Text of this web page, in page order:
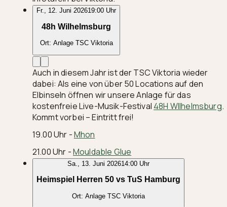
Fr., 12. Juni 202619:00 Uhr
48h Wilhelmsburg
Ort: Anlage TSC Viktoria
Auch in diesem Jahr ist der TSC Viktoria wieder
dabei: Als eine von über 50 Locations auf den
Elbinseln öffnen wir unsere Anlage für das
kostenfreie Live-Musik-Festival 48H WIlhelmsburg.
Kommt vorbei – Eintritt frei!
19.00 Uhr -Mhon
21.00 Uhr -Mouldable Glue
Sa., 13. Juni 202614:00 Uhr
Heimspiel Herren 50 vs TuS Hamburg
Ort: Anlage TSC Viktoria